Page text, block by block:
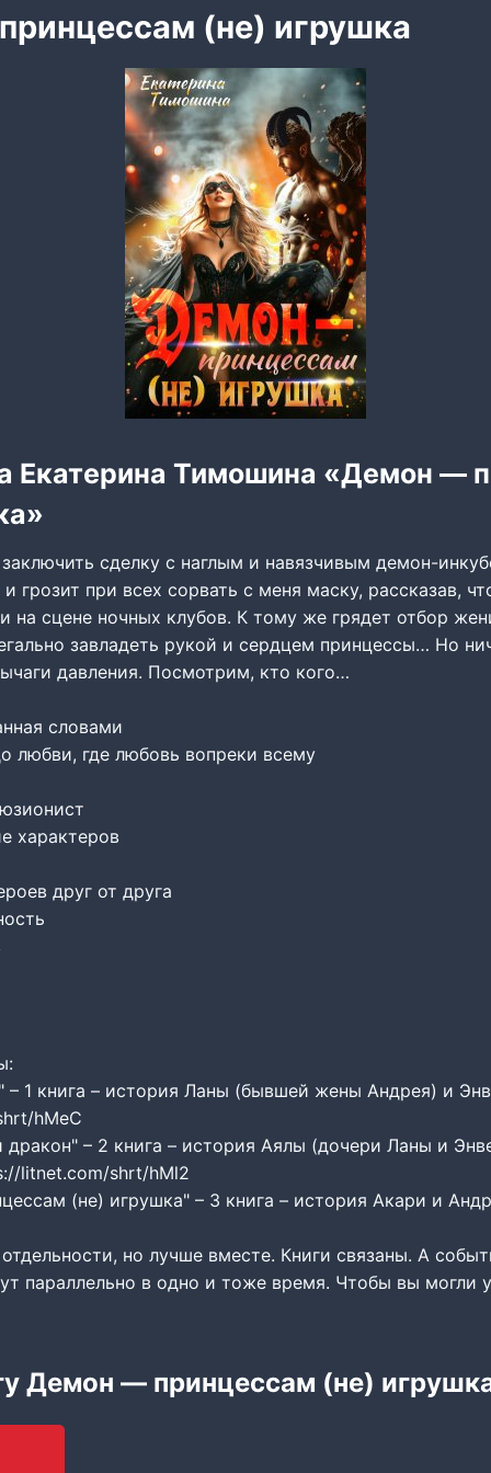
(не) игрушка
Екатерина Тимошина «Демон —
сделку с наглым и навязчивым демон-
грозит при всех сорвать с меня маску, рассказав,
на сцене ночных клубов. К тому же грядет отбор
завладеть рукой и сердцем принцессы… Но
давления. Посмотрим, кто кого…
словами
любви, где любовь вопреки всему
характеров
друг от друга
1 книга – история Ланы (бывшей жены Андрея) и
hMeC
– 2 книга – история Аялы (дочери Ланы и
litnet.com/shrt/hMl2
(не) игрушка" – 3 книга – история Акари и
но лучше вместе. Книги связаны. А
параллельно в одно и тоже время. Чтобы вы могли
Демон — принцессам (не)